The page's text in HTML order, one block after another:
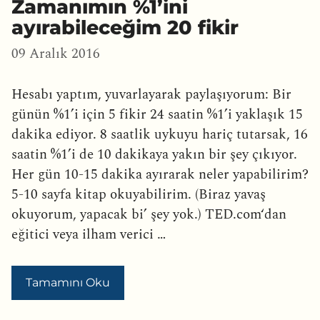
Zamanımın %1’ini
ayırabileceğim 20 fikir
09 Aralık 2016
Hesabı yaptım, yuvarlayarak paylaşıyorum: Bir
günün %1’i için 5 fikir 24 saatin %1’i yaklaşık 15
dakika ediyor. 8 saatlik uykuyu hariç tutarsak, 16
saatin %1’i de 10 dakikaya yakın bir şey çıkıyor.
Her gün 10-15 dakika ayırarak neler yapabilirim?
5-10 sayfa kitap okuyabilirim. (Biraz yavaş
okuyorum, yapacak bi’ şey yok.) TED.com‘dan
eğitici veya ilham verici …
Tamamını Oku